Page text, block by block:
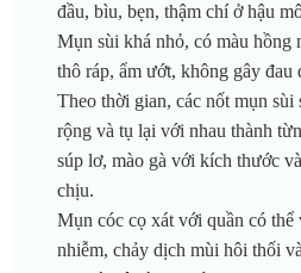
đầu, bìu, bẹn, thậm chí ở hậu
Mụn sùi khá nhỏ, có màu hồng
thô ráp, ẩm ướt, không gây đau
Theo thời gian, các nốt mụn sùi
rộng và tụ lại với nhau thành
súp lơ, mào gà với kích thước
chịu.
Mụn cóc cọ xát với quần có thể
nhiễm, chảy dịch mùi hôi thối